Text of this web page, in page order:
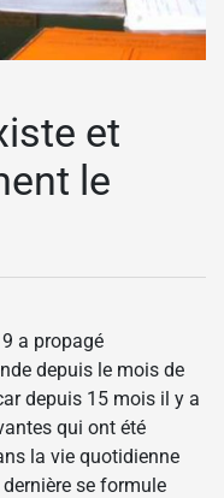
et
le
a propagé
depuis le mois de
depuis 15 mois il y a
qui ont été
la vie quotidienne
se formule